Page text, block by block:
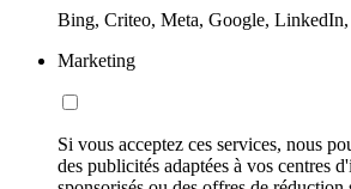
Bing, Criteo, Meta, Google,
Marketing
Si vous acceptez ces services, nous
des publicités adaptées à vos centres